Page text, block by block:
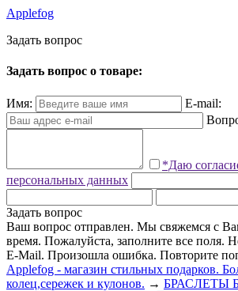
Applefog
Задать вопрос
Задать вопрос о товаре:
Имя:
E-mail:
*Даю
персональных данных
Задать вопрос
Ваш вопрос отправлен. Мы свяжемся с
время. Пожалуйста, заполните все поля.
E-Mail. Произошла ошибка. Повторите
Applefog - магазин стильных подарков.
колец,сережек и кулонов. → БРАСЛЕТЫ